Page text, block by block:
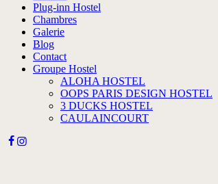
Plug-inn Hostel
Chambres
Galerie
Blog
Contact
Groupe Hostel
ALOHA HOSTEL
OOPS PARIS DESIGN HOSTEL
3 DUCKS HOSTEL
CAULAINCOURT